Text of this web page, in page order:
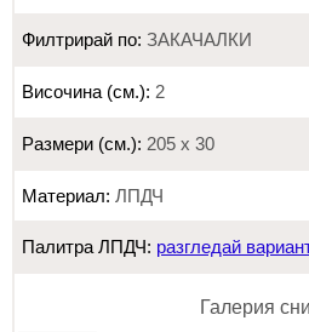
Филтрирай по: ЗАКАЧАЛКИ
Височина (см.): 2
Размери (см.): 205 х 30
Материал: ЛПДЧ
Палитра ЛПДЧ: разгледай
Галерия